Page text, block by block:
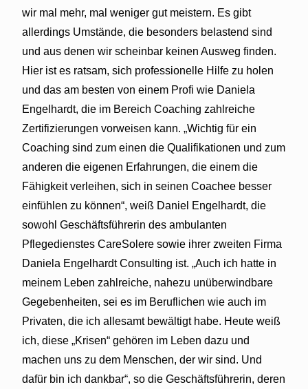
wir mal mehr, mal weniger gut meistern. Es gibt
allerdings Umstände, die besonders belastend sind
und aus denen wir scheinbar keinen Ausweg finden.
Hier ist es ratsam, sich professionelle Hilfe zu holen
und das am besten von einem Profi wie Daniela
Engelhardt, die im Bereich Coaching zahlreiche
Zertifizierungen vorweisen kann. „Wichtig für ein
Coaching sind zum einen die Qualifikationen und zum
anderen die eigenen Erfahrungen, die einem die
Fähigkeit verleihen, sich in seinen Coachee besser
einfühlen zu können“, weiß Daniel Engelhardt, die
sowohl Geschäftsführerin des ambulanten
Pflegedienstes CareSolere sowie ihrer zweiten Firma
Daniela Engelhardt Consulting ist. „Auch ich hatte in
meinem Leben zahlreiche, nahezu unüberwindbare
Gegebenheiten, sei es im Beruflichen wie auch im
Privaten, die ich allesamt bewältigt habe. Heute weiß
ich, diese „Krisen“ gehören im Leben dazu und
machen uns zu dem Menschen, der wir sind. Und
dafür bin ich dankbar“, so die Geschäftsführerin, deren